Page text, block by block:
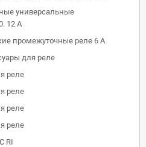
универсальные
12 А
промежуточные реле 6 А
для реле
реле
реле
реле
реле
RI